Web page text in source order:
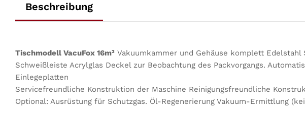
Beschreibung
Tischmodell VacuFox 16m³ Vakuumkammer und Gehäuse komplett
Schweißleiste Acrylglas Deckel zur Beobachtung des Packvorgangs.
Einlegeplatten
Servicefreundliche Konstruktion der Maschine Reinigungsfreundliche
Optional: Ausrüstung für Schutzgas. Öl-Regenerierung Vakuum-Ermittlung